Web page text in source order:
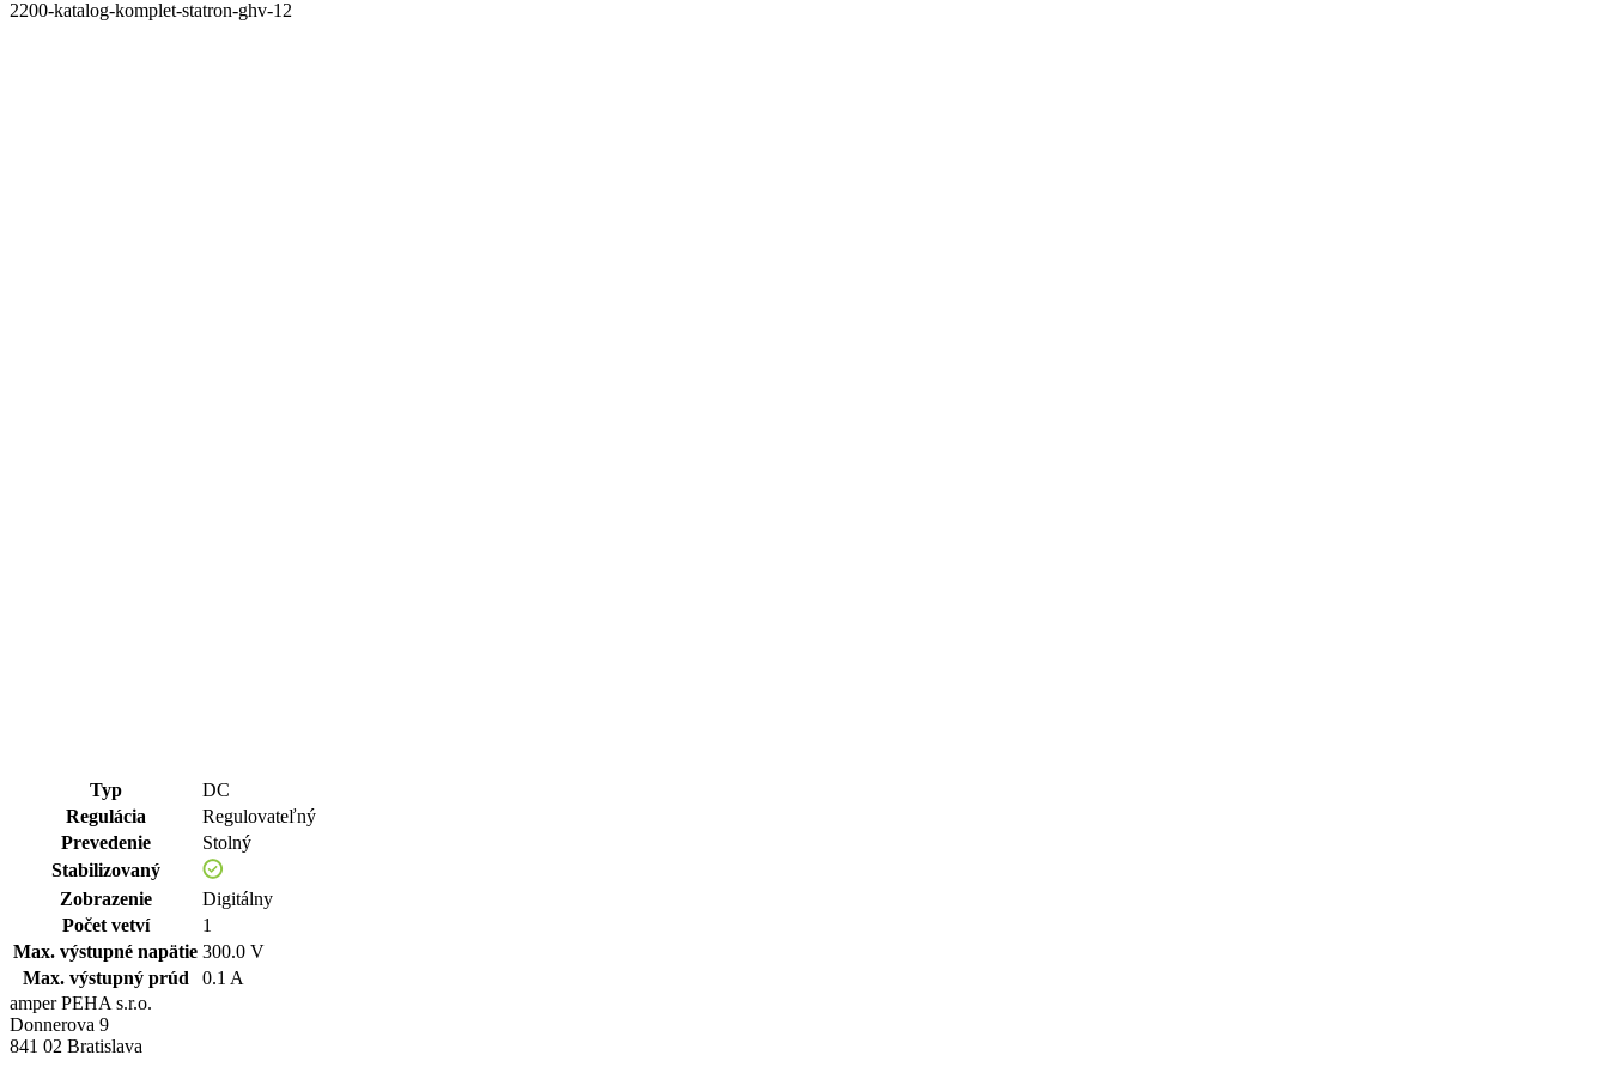
2200-katalog-komplet-statron-ghv-12
Typ
DC
Regulácia
Regulovateľný
Prevedenie
Stolný
Stabilizovaný
Zobrazenie
Digitálny
Počet vetví
1
Max. výstupné napätie 300.0 V
Max. výstupný prúd
0.1 A
amper PEHA s.r.o.
Donnerova 9
841 02 Bratislava